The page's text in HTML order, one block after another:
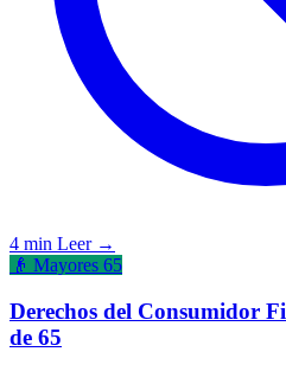
4 min Leer →
👴 Mayores 65
Derechos del Consumidor
de 65